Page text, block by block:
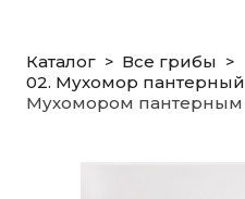
Каталог
Все грибы
02. Мухомор пантерный
Мухомором пантерным